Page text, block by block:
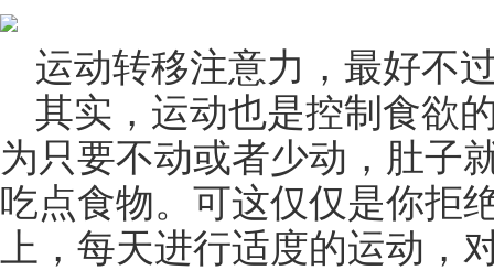
运动转移注意力，最好不
其实，运动也是控制食欲
为只要不动或者少动，肚子
吃点食物。可这仅仅是你拒
上，每天进行适度的运动，